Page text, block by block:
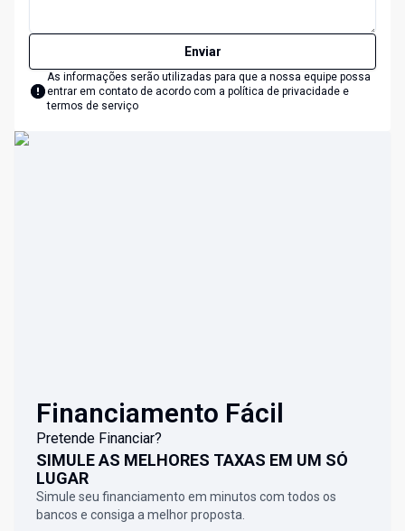
Enviar
As informações serão utilizadas para que a nossa equipe possa
entrar em contato de acordo com a política de privacidade e
termos de serviço
Financiamento Fácil
Pretende Financiar?
SIMULE AS MELHORES TAXAS EM UM SÓ
LUGAR
Simule seu financiamento em minutos com todos os
bancos e consiga a melhor proposta.